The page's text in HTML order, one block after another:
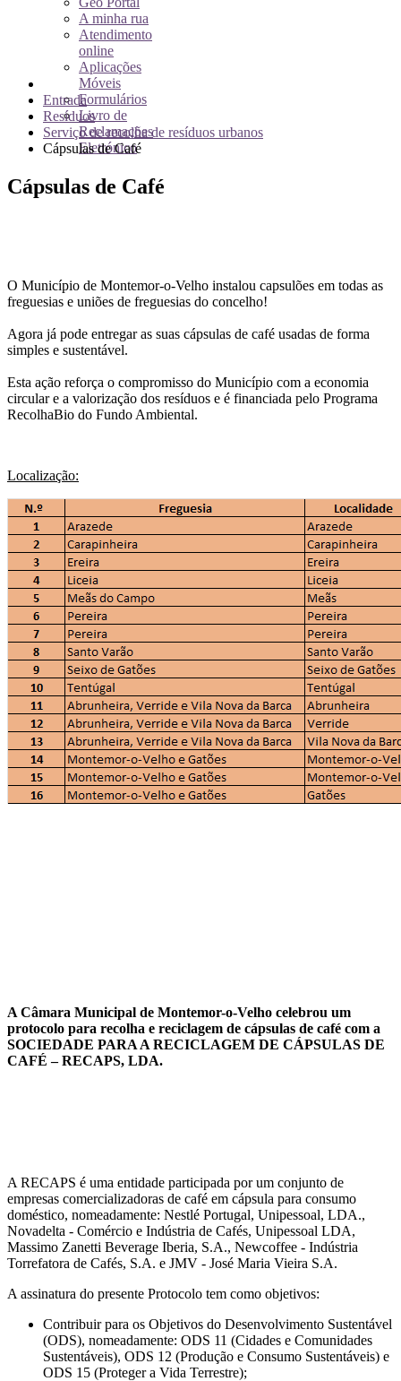
A minha rua
Atendimento
online
Aplicações
Móveis
Formulários
Livro de
Reclamações
Eletrónico
Entrada
Resíduos
Serviço de recolha de resíduos urbanos
Cápsulas de Café
Cápsulas de Café
O Município de Montemor-o-Velho instalou capsulões em todas as
freguesias e uniões de freguesias do concelho!
Agora já pode entregar as suas cápsulas de café usadas de forma
simples e sustentável.
Esta ação reforça o compromisso do Município com a economia
circular e a valorização dos resíduos e é financiada pelo Programa
RecolhaBio do Fundo Ambiental.
Localização:
A Câmara Municipal de Montemor-o-Velho celebrou um
protocolo para recolha e reciclagem de cápsulas de café com a
SOCIEDADE PARA A RECICLAGEM DE CÁPSULAS DE
CAFÉ – RECAPS, LDA.
A RECAPS é uma entidade participada por um conjunto de
empresas comercializadoras de café em cápsula para consumo
doméstico, nomeadamente: Nestlé Portugal, Unipessoal, LDA.,
Novadelta - Comércio e Indústria de Cafés, Unipessoal LDA,
Massimo Zanetti Beverage Iberia, S.A., Newcoffee - Indústria
Torrefatora de Cafés, S.A. e JMV - José Maria Vieira S.A.
A assinatura do presente Protocolo tem como objetivos:
Contribuir para os Objetivos do Desenvolvimento Sustentável
(ODS), nomeadamente: ODS 11 (Cidades e Comunidades
Sustentáveis), ODS 12 (Produção e Consumo Sustentáveis) e
ODS 15 (Proteger a Vida Terrestre);